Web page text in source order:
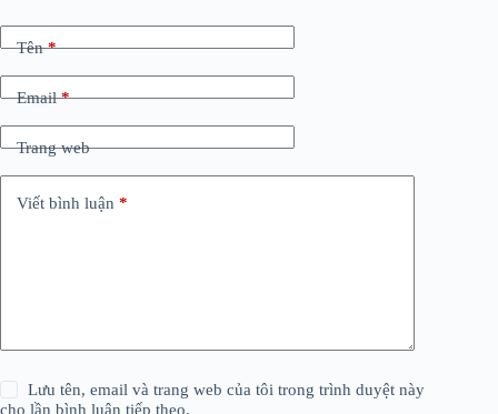
Tên*
Email*
Trang web
Viết bình luận *
Lưu tên, email và trang web của tôi trong trình duyệt này
cho lần bình luận tiếp theo.